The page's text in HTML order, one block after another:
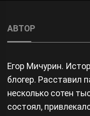
АВТОР
Егор Мичурин.
блогер. Расставил
несколько сотен
состоял,